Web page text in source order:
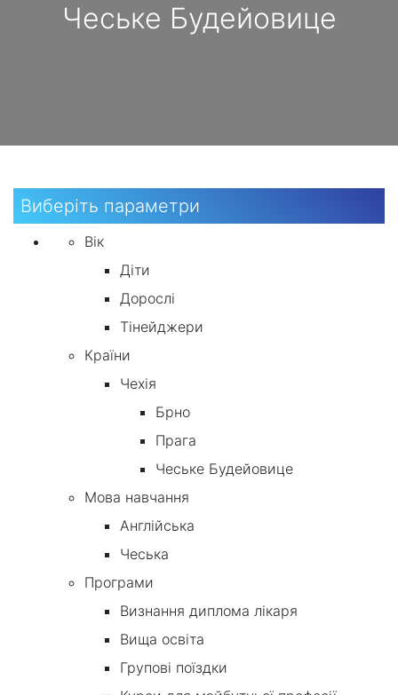
Чеське Будейовице
Виберіть параметри
Вік
Діти
Дорослі
Тінейджери
Країни
Чехія
Брно
Прага
Чеське Будейовице
Мова навчання
Англійська
Чеська
Програми
Визнання диплома лікаря
Вища освіта
Групові поїздки